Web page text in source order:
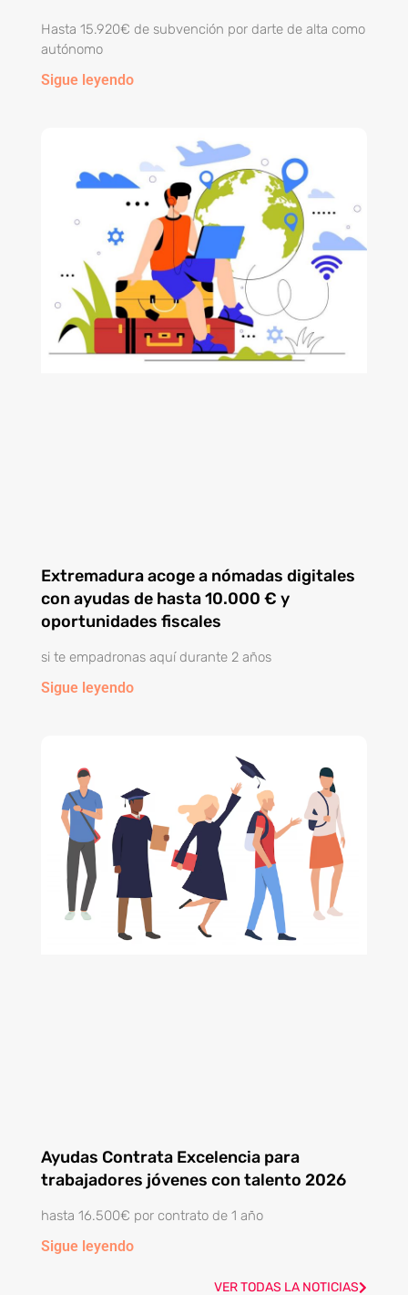
Hasta 15.920€ de subvención por darte de alta como
autónomo
Sigue leyendo
Extremadura acoge a nómadas digitales
con ayudas de hasta 10.000 € y
oportunidades fiscales
si te empadronas aquí durante 2 años
Sigue leyendo
Ayudas Contrata Excelencia para
trabajadores jóvenes con talento 2026
hasta 16.500€ por contrato de 1 año
Sigue leyendo
VER TODAS LA NOTICIAS